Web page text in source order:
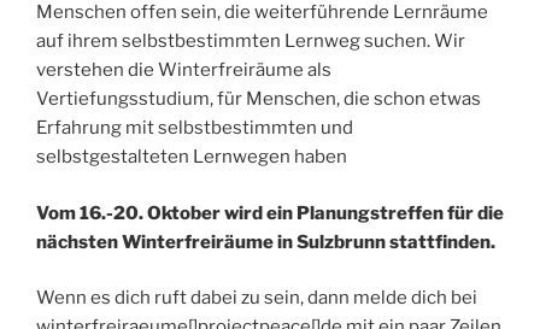
Menschen offen sein, die weiterführende Lernräume
auf ihrem selbstbestimmten Lernweg suchen. Wir
verstehen die Winterfreiräume als
Vertiefungsstudium, für Menschen, die schon etwas
Erfahrung mit selbstbestimmten und
selbstgestalteten Lernwegen haben
Vom 16.-20. Oktober wird ein Planungstreffen für die
nächsten Winterfreiräume in Sulzbrunn stattfinden.
Wenn es dich ruft dabei zu sein, dann melde dich bei